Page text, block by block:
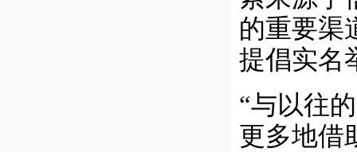
的重要渠
提倡实名
“与以往
更多地借